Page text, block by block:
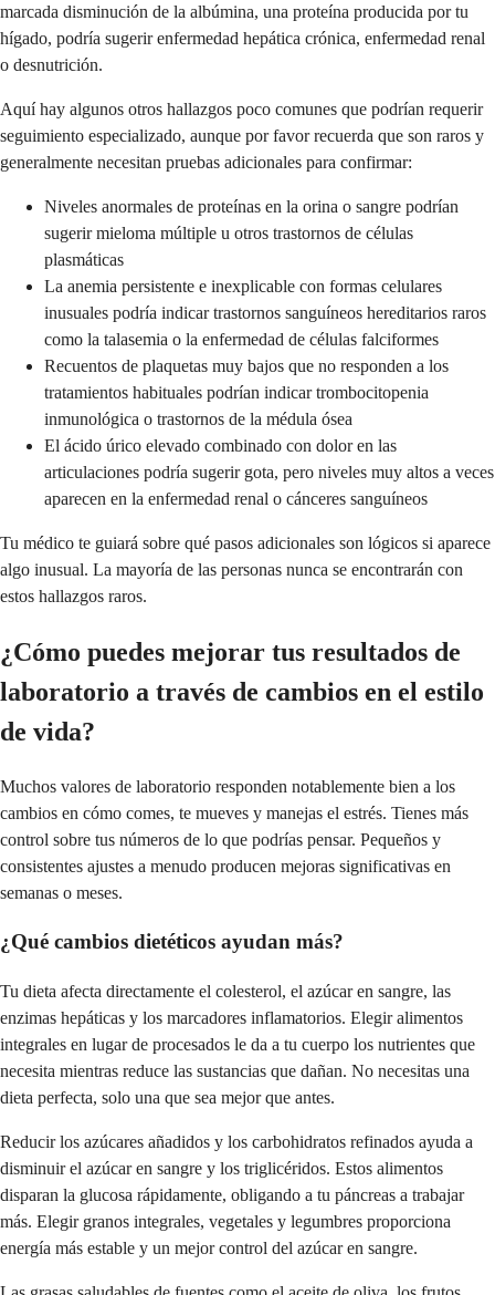
marcada disminución de la albúmina, una proteína producida por tu
hígado, podría sugerir enfermedad hepática crónica, enfermedad renal
o desnutrición.
Aquí hay algunos otros hallazgos poco comunes que podrían requerir
seguimiento especializado, aunque por favor recuerda que son raros y
generalmente necesitan pruebas adicionales para confirmar:
Niveles anormales de proteínas en la orina o sangre podrían
sugerir mieloma múltiple u otros trastornos de células
plasmáticas
La anemia persistente e inexplicable con formas celulares
inusuales podría indicar trastornos sanguíneos hereditarios raros
como la talasemia o la enfermedad de células falciformes
Recuentos de plaquetas muy bajos que no responden a los
tratamientos habituales podrían indicar trombocitopenia
inmunológica o trastornos de la médula ósea
El ácido úrico elevado combinado con dolor en las
articulaciones podría sugerir gota, pero niveles muy altos a veces
aparecen en la enfermedad renal o cánceres sanguíneos
Tu médico te guiará sobre qué pasos adicionales son lógicos si aparece
algo inusual. La mayoría de las personas nunca se encontrarán con
estos hallazgos raros.
¿Cómo puedes mejorar tus resultados de
laboratorio a través de cambios en el estilo
de vida?
Muchos valores de laboratorio responden notablemente bien a los
cambios en cómo comes, te mueves y manejas el estrés. Tienes más
control sobre tus números de lo que podrías pensar. Pequeños y
consistentes ajustes a menudo producen mejoras significativas en
semanas o meses.
¿Qué cambios dietéticos ayudan más?
Tu dieta afecta directamente el colesterol, el azúcar en sangre, las
enzimas hepáticas y los marcadores inflamatorios. Elegir alimentos
integrales en lugar de procesados le da a tu cuerpo los nutrientes que
necesita mientras reduce las sustancias que dañan. No necesitas una
dieta perfecta, solo una que sea mejor que antes.
Reducir los azúcares añadidos y los carbohidratos refinados ayuda a
disminuir el azúcar en sangre y los triglicéridos. Estos alimentos
disparan la glucosa rápidamente, obligando a tu páncreas a trabajar
más. Elegir granos integrales, vegetales y legumbres proporciona
energía más estable y un mejor control del azúcar en sangre.